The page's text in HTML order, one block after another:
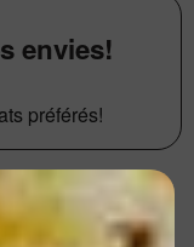
envies!
préférés!